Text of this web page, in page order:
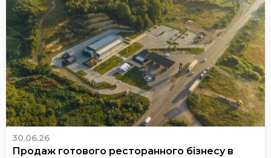
30.06.26
Продаж готового ресторанного бізнесу в